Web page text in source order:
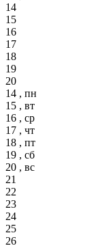
14
15
16
17
18
19
20
14 , пн
15 , вт
16 , ср
17 , чт
18 , пт
19 , сб
20 , вс
21
22
23
24
25
26